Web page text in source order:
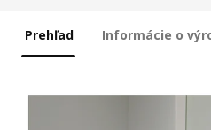
Prehľad Informácie o